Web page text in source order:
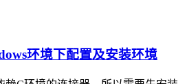
环境下配置及安装环境